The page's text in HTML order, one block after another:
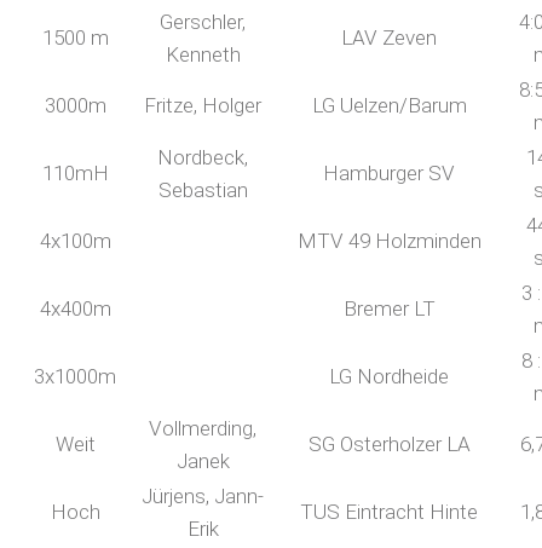
1500 m
Gerschler,
Kenneth
LAV Zeven
3000m Fritze, Holger LG Uelzen/Barum
110mH
Nordbeck,
Sebastian
Hamburger SV
4x100m MTV 49 Holzminden
4x400m Bremer LT
3
3x1000m LG Nordheide
8
Weit
Vollmerding,
Janek
SG Osterholzer LA
Hoch
Jürjens, Jann-
Erik
TUS Eintracht Hinte